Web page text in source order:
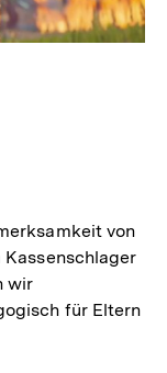
von
Kassenschlager
wir
für Eltern